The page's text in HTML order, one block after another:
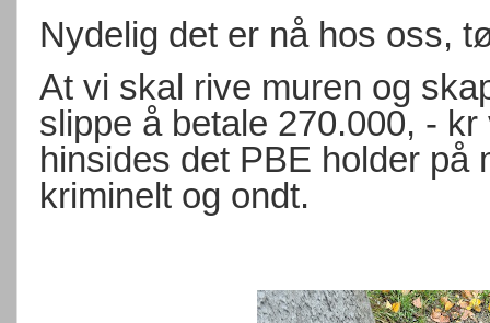
Nydelig det er nå hos oss,
At vi skal rive muren og
slippe å betale 270.000, -
hinsides det PBE holder på
kriminelt og ondt.